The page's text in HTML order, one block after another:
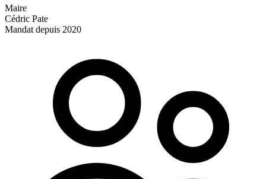
Maire
Cédric Pate
Mandat depuis 2020